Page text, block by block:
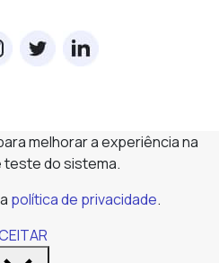
melhorar a experiência na
teste do sistema.
política de privacidade.